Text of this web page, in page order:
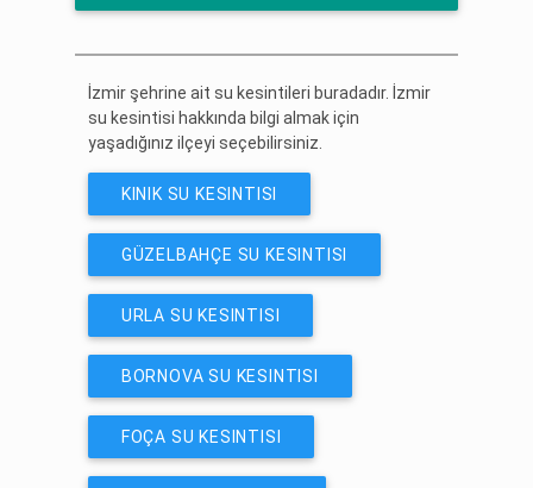
İzmir şehrine ait su kesintileri buradadır. İzmir
su kesintisi hakkında bilgi almak için
yaşadığınız ilçeyi seçebilirsiniz.
KINIK SU KESINTISI
GÜZELBAHÇE SU KESINTISI
URLA SU KESINTISI
BORNOVA SU KESINTISI
FOÇA SU KESINTISI